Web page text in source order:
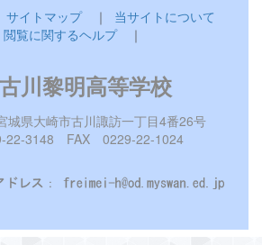
サイトマップ｜ 当サイトについて
閲覧に関するヘルプ｜
古川黎明高等学校
県大崎市古川諏訪一丁目4番26号
22-3148 FAX 0229-22-1024